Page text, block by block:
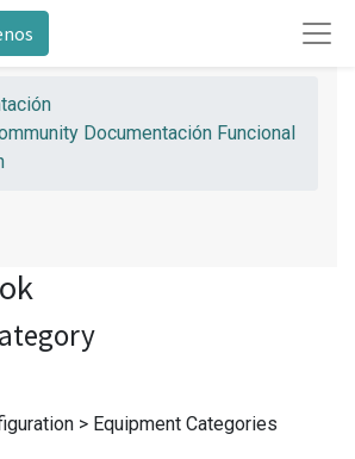
Documentación Funcional
> Equipment Categories